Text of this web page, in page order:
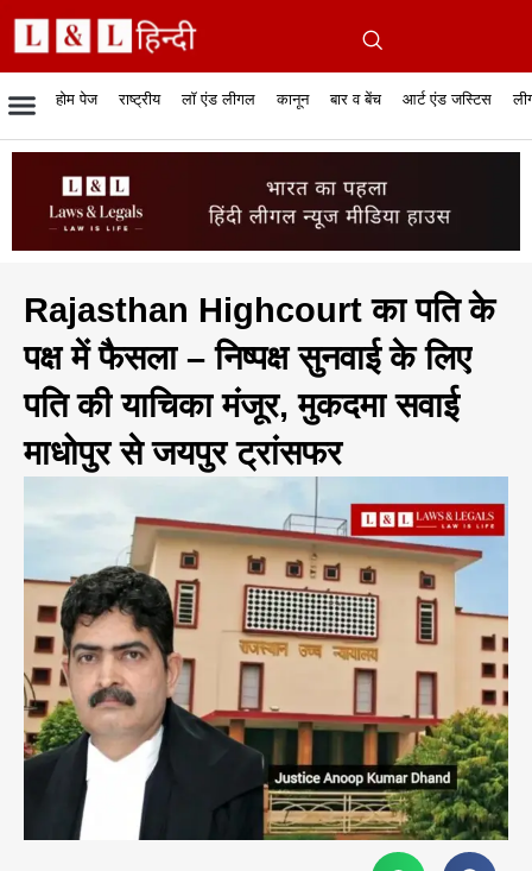
होम पेज राष्ट्रीय
रिपोर्टेबल जजमेंट सुप्रीम कोर्ट हाईकोर्ट
लॉ एंड लीगल
रिसर्च एनालाईसिस एंड लॉ केस स्टेटस
कानून
व्यापार में कानून फिल्में और कानून
बार व बेंच
बार एसोसिएशन बार
आर्ट एंड जस्टिस
जस्टिस एंड जस्टिस
Rajasthan Highcourt का पति के
पक्ष में फैसला – निष्पक्ष सुनवाई के लिए
पति की याचिका मंजूर, मुकदमा सवाई
माधोपुर से जयपुर ट्रांसफर